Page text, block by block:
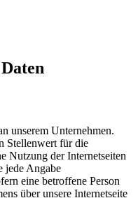
unserem Unternehmen.
Stellenwert für die
Nutzung der Internetseiten
jede Angabe
eine betroffene Person
über unsere Internetseite